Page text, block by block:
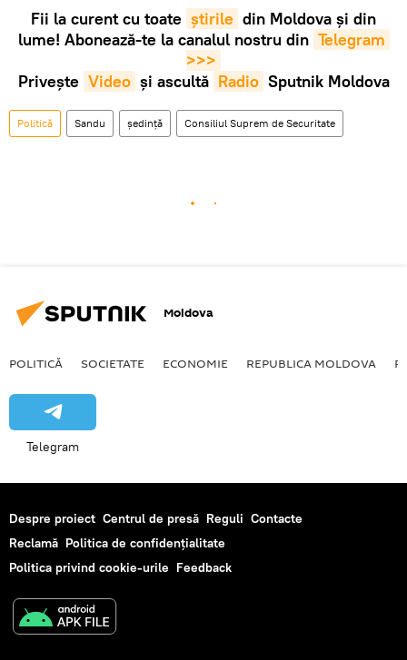
Fii la curent cu toate știrile din Moldova și din
lume! Abonează-te la canalul nostru din Telegram
>>>
Privește Video și ascultă Radio Sputnik Moldova
Politică Sandu ședință Consiliul Suprem de Securitate
Moldova
POLITICĂ SOCIETATE ECONOMIE REPUBLICA MOLDOVA
Telegram
Despre proiect Centrul de presă Reguli Contacte
Reclamă Politica de confidențialitate
Politica privind cookie-urile Feedback